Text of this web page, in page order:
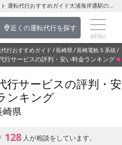
全国の運転代行業者のポータルナビサイト 運転代行おすすめガイド大浦海岸通駅の運転代行を探す-長崎県の運転代行
近くの運転代行を探す
行おすすめガイド 長崎県 長崎電軌５系統
行サービスの評判・安い料金ランキング
行サービスの評判・安
ンキング
崎県
128 人が相談をしています。